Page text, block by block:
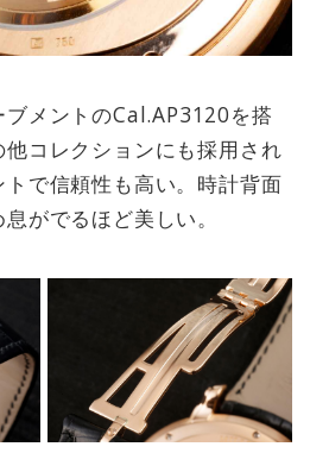
メントのCal.AP3120を搭
コレクションにも採用され
で信頼性も高い。時計背面
がでるほど美しい。